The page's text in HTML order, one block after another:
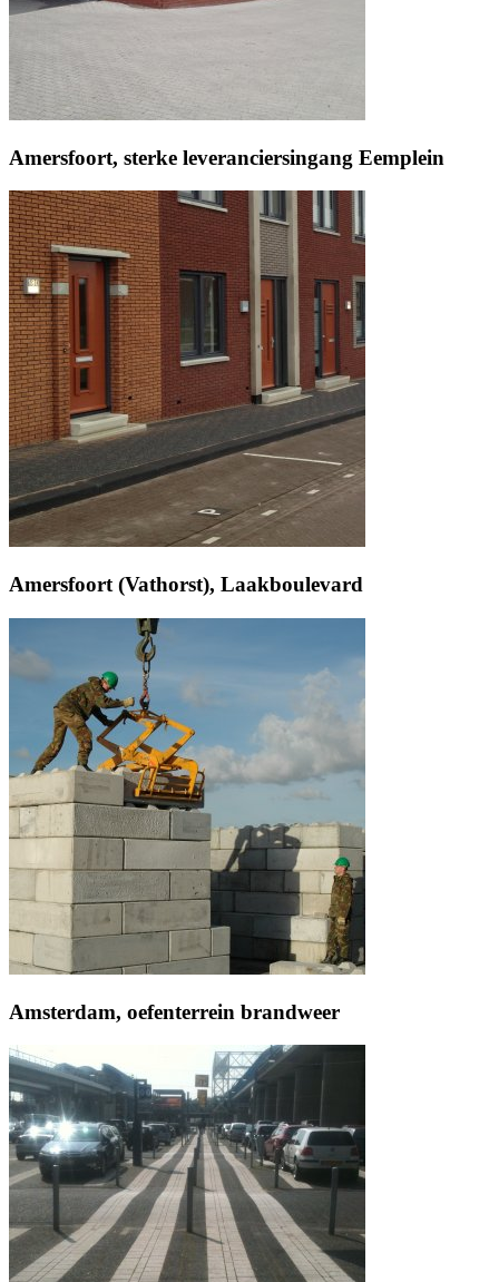
Amersfoort, sterke leveranciersingang Eemplein
Amersfoort (Vathorst), Laakboulevard
Amsterdam, oefenterrein brandweer